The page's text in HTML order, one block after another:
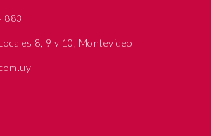
883
8, 9 y 10, Montevideo